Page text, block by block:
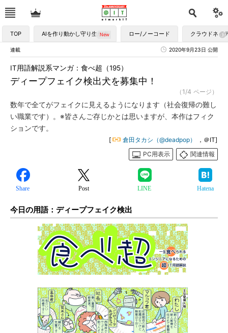
TOP AIを作り動かし守り生かす ロー/ノーコード クラウドネイ
連載 2020年9月23日 公開
ディープフェイク検出犬を募集中！
IT用語解説系マンガ：食べ超（195）
（1/4 ページ）
数年で全てがフェイクに見えるようになります（社会復帰の難し
い職業です）。※皆さんご存じかとは思いますが、本作はフィク
ションです。
[ 倉田タカシ（@deadpop）
，＠IT]
PC用表示
関連情報
Share Post LINE Hatena
今日の用語：ディープフェイク検出